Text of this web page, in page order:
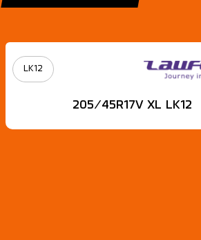
LK12
205/45R17V XL LK12